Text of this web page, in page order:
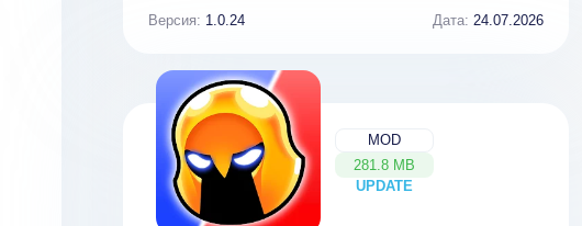
Версия: 1.0.24 Дата: 24.07.2026
MOD
281.8 MB
UPDATE
NEW